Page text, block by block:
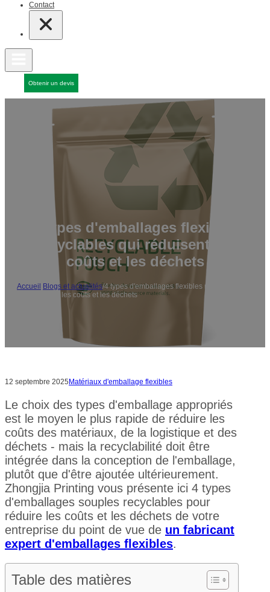
Contact
Obtenir un devis
4 types d'emballages flexibles
recyclables qui réduisent les
coûts et les déchets
Accueil Blogs et actualités/4 types d'emballages flexibles recyclables
qui réduisent les coûts et les déchets
12 septembre 2025Matériaux d'emballage flexibles
Le choix des types d'emballage appropriés
est le moyen le plus rapide de réduire les
coûts des matériaux, de la logistique et des
déchets - mais la recyclabilité doit être
intégrée dans la conception de l'emballage,
plutôt que d'être ajoutée ultérieurement.
Zhongjia Printing vous présente ici 4 types
d'emballages souples recyclables pour
réduire les coûts et les déchets de votre
entreprise du point de vue de un fabricant
expert d'emballages flexibles.
Table des matières